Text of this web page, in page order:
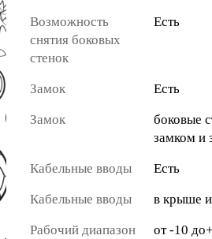
Возможность
снятия боковых
стенок
Есть
Замок Есть
Замок
боковые
замком и
Кабельные вводы Есть
Кабельные вводы в крыше
Рабочий диапазон
от -10